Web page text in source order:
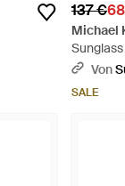
137 €
Michael
Von
SALE